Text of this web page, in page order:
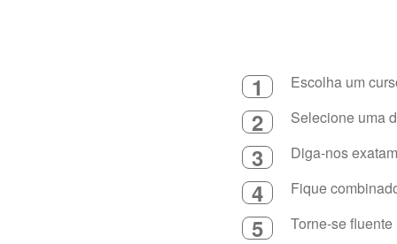
1 Escolha um
2 Selecione uma
3 Diga-nos
4 Fique
5 Torne-se